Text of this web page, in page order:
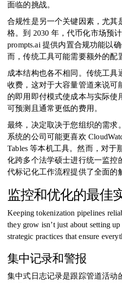
面临的挑战。
合规性是另一个关键因素，尤其
格。到 2030 年，代币化市场预
prompts.ai 提供内置合规功能以
而，传统工具可能需要额外的配
成本结构也各不相同。传统工具
收费，这对于大容量管道来说可
的即用即付模式使成本与实际使
可预测且通常更低的费用。
最终，决定取决于您组织的需求
系统的公司可能更喜欢
Tables 等本机工具。然而，对于
化跨多个法学硕士进行统一监控
代标记化工作流程提供了全面的
监控和优化的最佳
Keeping tokenization pipelines
they grow isn’t just about setting
strategic practices that ensure
集中记录和警报
集中式日志记录是跟踪管道活动